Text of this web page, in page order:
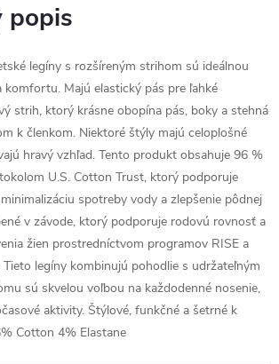
popis
legíny s rozšíreným strihom sú ideálnou
komfortu. Majú elastický pás pre ľahké
strih, ktorý krásne obopína pás, boky a stehná
k členkom. Niektoré štýly majú celoplošné
hravý vzhľad. Tento produkt obsahuje 96 %
U.S. Cotton Trust, ktorý podporuje
spotreby vody a zlepšenie pôdnej
v závode, ktorý podporuje rodovú rovnosť a
žien prostredníctvom programov RISE a
Tieto legíny kombinujú pohodlie s udržateľným
sú skvelou voľbou na každodenné nosenie,
aktivity. Štýlové, funkčné a šetrné k
Cotton 4% Elastane